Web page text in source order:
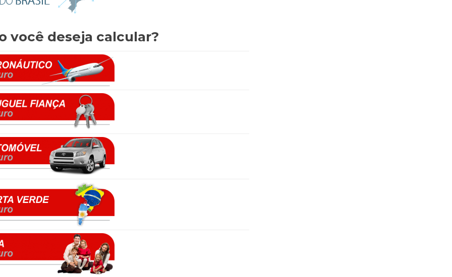
você deseja calcular?